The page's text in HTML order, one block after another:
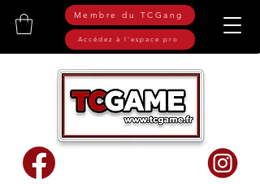
Membre du TCGang
Accédez à l'espace pro